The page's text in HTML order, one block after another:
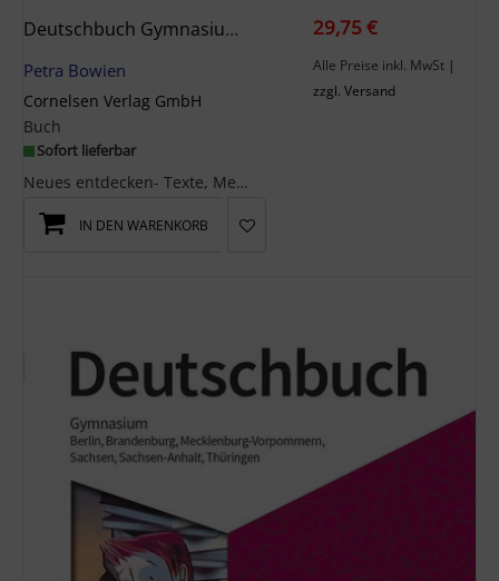
Deutschbuch Gymnasium 7. Schuljahr - Berlin, Brandenburg, Mecklenburg-Vorpommern, Sachsen, Sachsen-Anhalt Und Thüringen - Schülerbuch
Petra Bowien
Cornelsen Verlag GmbH
Buch
Sofort lieferbar
Neues entdecken- Texte, Medien und Themen, die Schüler -innen motivieren und Spaß machen- Durchgä...
29,75 €
Alle Preise inkl. MwSt |
zzgl. Versand
IN DEN WARENKORB